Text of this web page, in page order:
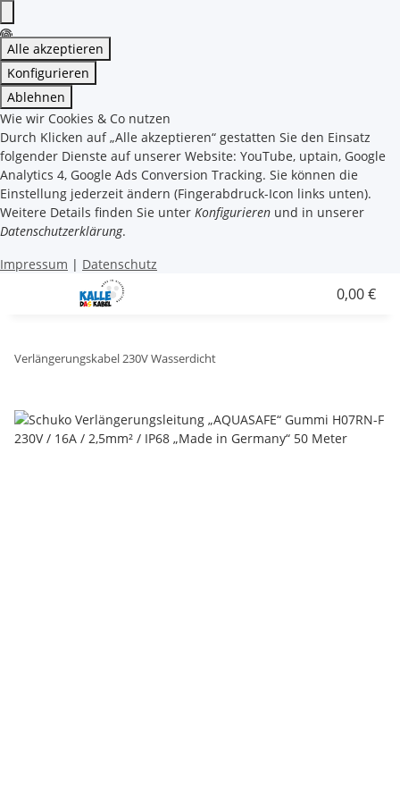
Alle akzeptieren
Konfigurieren
Ablehnen
Wie wir Cookies & Co nutzen
Durch Klicken auf „Alle akzeptieren“ gestatten Sie den Einsatz
folgender Dienste auf unserer Website: YouTube, uptain, Google
Analytics 4, Google Ads Conversion Tracking. Sie können die
Einstellung jederzeit ändern (Fingerabdruck-Icon links unten).
Weitere Details finden Sie unter Konfigurieren und in unserer
Datenschutzerklärung.
Impressum | Datenschutz
0,00 €
Verlängerungskabel 230V Wasserdicht